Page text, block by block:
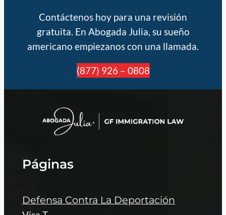
Contáctenos hoy para una revisión
gratuita. En Abogada Julia, su sueño
americano empiezanos con una llamada.
(877) 926 – 0808
Páginas
Defensa Contra La Deportación